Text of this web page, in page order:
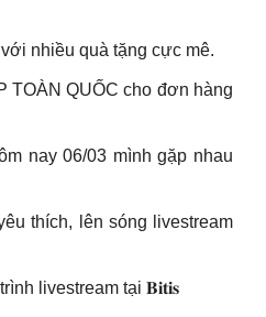
nhiều quà tặng cực mê.
TOÀN QUỐC cho đơn hàng
nay 06/03 mình gặp nhau
thích, lên sóng livestream
livestream tại 𝐁𝐢𝐭𝐢𝐬